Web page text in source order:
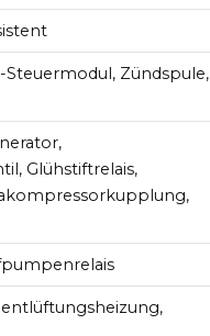
Zündspule,
Glühstiftrelais,